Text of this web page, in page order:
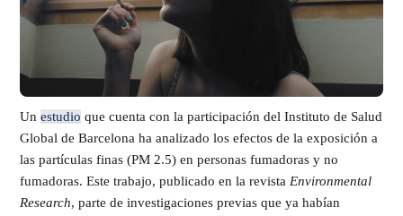
Un estudio que cuenta con la participación del Instituto de Salud
Global de Barcelona ha analizado los efectos de la exposición a
las partículas finas (PM 2.5) en personas fumadoras y no
fumadoras. Este trabajo, publicado en la revista Environmental
Research, parte de investigaciones previas que ya habían